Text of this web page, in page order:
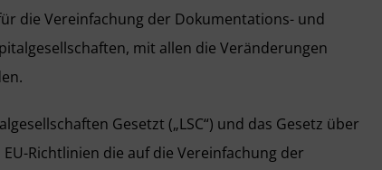
die Vereinfachung der Dokumentations- und
mit allen die Veränderungen
Gesetzt („LSC“) und das Gesetz über
Richtlinien die auf die Vereinfachung der